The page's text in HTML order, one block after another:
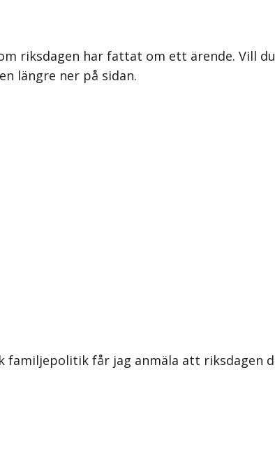
riksdagen har fattat om ett ärende. Vill
längre ner på sidan.
familjepolitik får jag anmäla att riksdagen